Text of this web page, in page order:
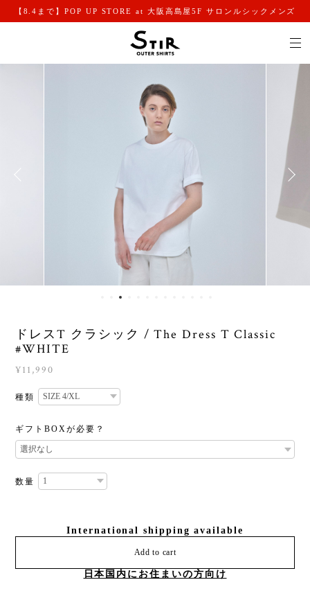
【8.4まで】POP UP STORE at 大阪高島屋5F サロンルシックメンズ
ドレスT クラシック / The Dress T Classic
#WHITE
¥11,990
種類
ギフトBOXが必要？
数量
International shipping available
Add to cart
日本国内にお住まいの方向け